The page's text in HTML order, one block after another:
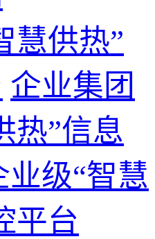
慧供热”
企业集团
热”信息
业级“智慧
平台